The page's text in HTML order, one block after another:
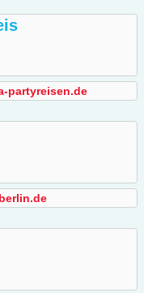
partyreisen.de